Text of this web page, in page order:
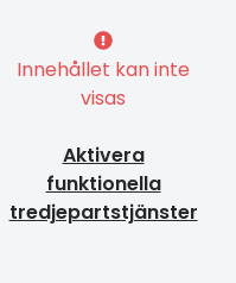
Innehållet kan inte
visas
Aktivera
funktionella
tredjepartstjänster